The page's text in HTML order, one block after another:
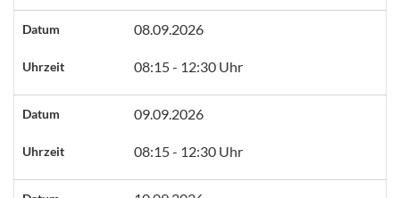
Datum 08.09.2026
Uhrzeit 08:15 - 12:30 Uhr
Datum 09.09.2026
Uhrzeit 08:15 - 12:30 Uhr